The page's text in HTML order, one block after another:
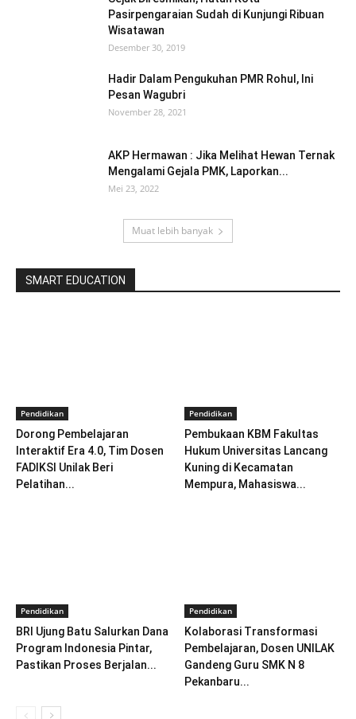
Pasirpengaraian Sudah di Kunjungi Ribuan
Wisatawan
Desember 30, 2019
Hadir Dalam Pengukuhan PMR Rohul, Ini
Pesan Wagubri
November 28, 2021
AKP Hermawan : Jika Melihat Hewan Ternak
Mengalami Gejala PMK, Laporkan...
Mei 23, 2022
Muat lebih banyak
SMART EDUCATION
Pendidikan
Dorong Pembelajaran
Interaktif Era 4.0, Tim Dosen
FADIKSI Unilak Beri
Pelatihan...
Pendidikan
Pembukaan KBM Fakultas
Hukum Universitas Lancang
Kuning di Kecamatan
Mempura, Mahasiswa...
Pendidikan
BRI Ujung Batu Salurkan Dana
Program Indonesia Pintar,
Pastikan Proses Berjalan...
Pendidikan
Kolaborasi Transformasi
Pembelajaran, Dosen UNILAK
Gandeng Guru SMK N 8
Pekanbaru...